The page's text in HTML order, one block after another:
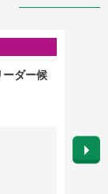
ーダー候
勤務
英語
給 与